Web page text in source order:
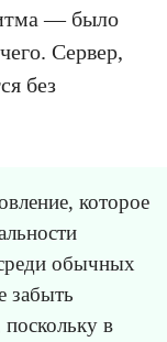
— было
Сервер,
без
которое
обычных
забыть
в